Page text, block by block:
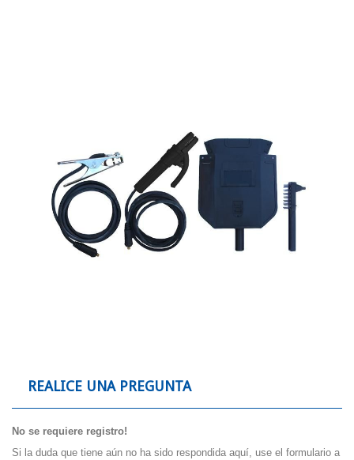
REALICE UNA PREGUNTA
No se requiere registro!
Si la duda que tiene aún no ha sido respondida aquí, use el formulario a